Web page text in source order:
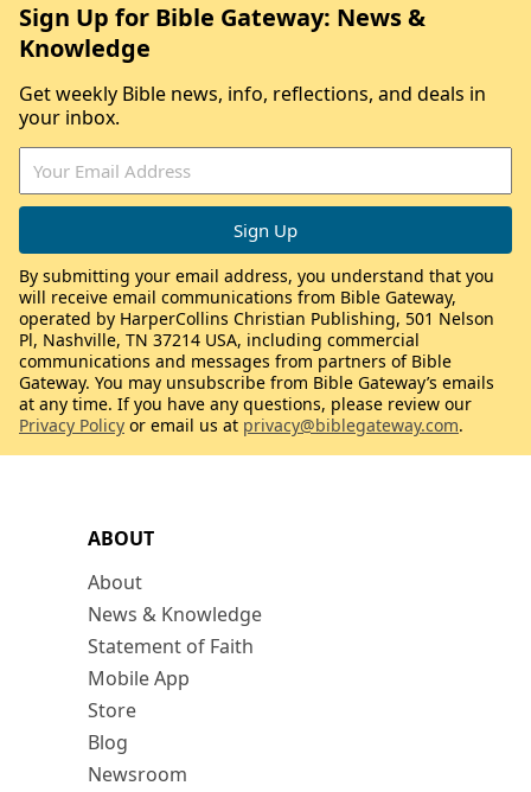
ABOUT
About
News & Knowledge
Statement of Faith
Mobile App
Store
Blog
Newsroom
Sign Up for Bible Gateway: News &
Knowledge
Get weekly Bible news, info, reflections, and deals in
your inbox.
By submitting your email address, you understand that you
will receive email communications from Bible Gateway,
operated by HarperCollins Christian Publishing, 501 Nelson
Pl, Nashville, TN 37214 USA, including commercial
communications and messages from partners of Bible
Gateway. You may unsubscribe from Bible Gateway’s emails
at any time. If you have any questions, please review our
Privacy Policy or email us at privacy@biblegateway.com.